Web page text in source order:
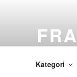
Kategori